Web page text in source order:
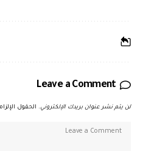
Leave a Comment
لن يتم نشر عنوان بريدك الإلكتروني. الحقول